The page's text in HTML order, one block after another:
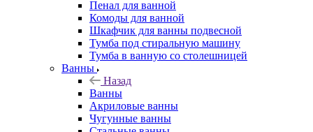
Пенал для ванной
Комоды для ванной
Шкафчик для ванны подвесной
Тумба под стиральную машину
Тумба в ванную со столешницей
Ванны
Назад
Ванны
Акриловые ванны
Чугунные ванны